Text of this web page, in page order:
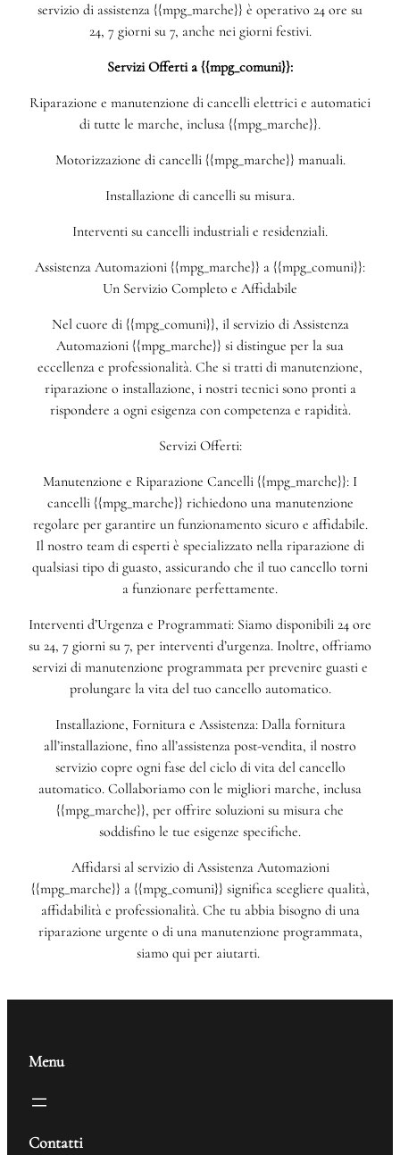
servizio di assistenza {{mpg_marche}} è operativo 24 ore su
24, 7 giorni su 7, anche nei giorni festivi.
Servizi Offerti a {{mpg_comuni}}:
Riparazione e manutenzione di cancelli elettrici e automatici
di tutte le marche, inclusa {{mpg_marche}}.
Motorizzazione di cancelli {{mpg_marche}} manuali.
Installazione di cancelli su misura.
Interventi su cancelli industriali e residenziali.
Assistenza Automazioni {{mpg_marche}} a {{mpg_comuni}}:
Un Servizio Completo e Affidabile
Nel cuore di {{mpg_comuni}}, il servizio di Assistenza
Automazioni {{mpg_marche}} si distingue per la sua
eccellenza e professionalità. Che si tratti di manutenzione,
riparazione o installazione, i nostri tecnici sono pronti a
rispondere a ogni esigenza con competenza e rapidità.
Servizi Offerti:
Manutenzione e Riparazione Cancelli {{mpg_marche}}: I
cancelli {{mpg_marche}} richiedono una manutenzione
regolare per garantire un funzionamento sicuro e affidabile.
Il nostro team di esperti è specializzato nella riparazione di
qualsiasi tipo di guasto, assicurando che il tuo cancello torni
a funzionare perfettamente.
Interventi d’Urgenza e Programmati: Siamo disponibili 24 ore
su 24, 7 giorni su 7, per interventi d’urgenza. Inoltre, offriamo
servizi di manutenzione programmata per prevenire guasti e
prolungare la vita del tuo cancello automatico.
Installazione, Fornitura e Assistenza: Dalla fornitura
all’installazione, fino all’assistenza post-vendita, il nostro
servizio copre ogni fase del ciclo di vita del cancello
automatico. Collaboriamo con le migliori marche, inclusa
{{mpg_marche}}, per offrire soluzioni su misura che
soddisfino le tue esigenze specifiche.
Affidarsi al servizio di Assistenza Automazioni
{{mpg_marche}} a {{mpg_comuni}} significa scegliere qualità,
affidabilità e professionalità. Che tu abbia bisogno di una
riparazione urgente o di una manutenzione programmata,
siamo qui per aiutarti.
Menu
Contatti